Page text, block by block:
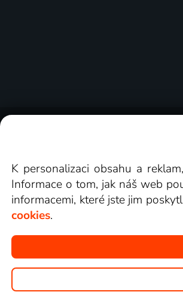
K personalizaci obsahu a
Informace o tom, jak náš web
informacemi, které jste jim
cookies.